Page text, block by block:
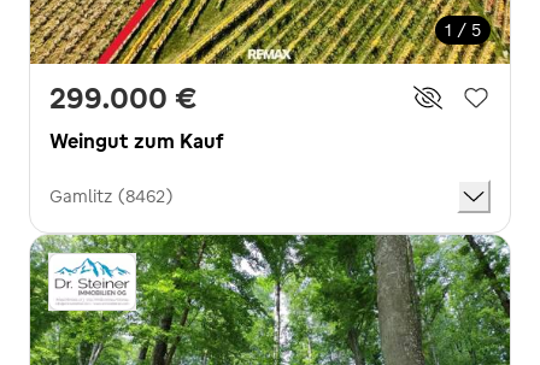
1 / 5
299.000 €
Weingut zum Kauf
Gamlitz (8462)